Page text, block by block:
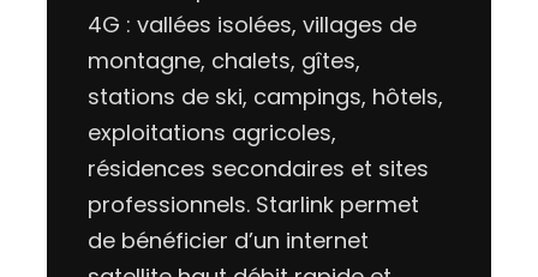
4G : vallées isolées, villages de
montagne, chalets, gîtes,
stations de ski, campings, hôtels,
exploitations agricoles,
résidences secondaires et sites
professionnels. Starlink permet
de bénéficier d’un internet